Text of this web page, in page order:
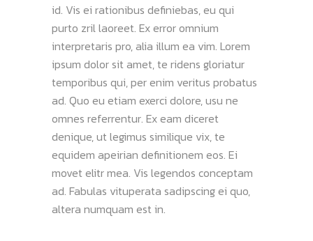
id. Vis ei rationibus definiebas, eu qui
purto zril laoreet. Ex error omnium
interpretaris pro, alia illum ea vim. Lorem
ipsum dolor sit amet, te ridens gloriatur
temporibus qui, per enim veritus probatus
ad. Quo eu etiam exerci dolore, usu ne
omnes referrentur. Ex eam diceret
denique, ut legimus similique vix, te
equidem apeirian definitionem eos. Ei
movet elitr mea. Vis legendos conceptam
ad. Fabulas vituperata sadipscing ei quo,
altera numquam est in.